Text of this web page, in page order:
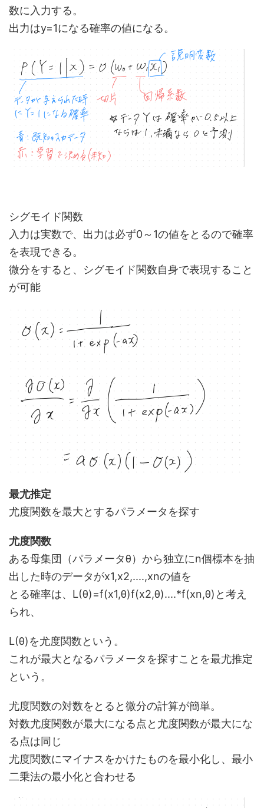
数に入力する。
出力はy=1になる確率の値になる。
シグモイド関数
入力は実数で、出力は必ず0～1の値をとるので確率
を表現できる。
微分をすると、シグモイド関数自身で表現すること
が可能
最尤推定
尤度関数を最大とするパラメータを探す
尤度関数
ある母集団（パラメータθ）から独立にn個標本を抽
出した時のデータがx1,x2,....,xnの値を
とる確率は、L(θ)=f(x1,θ)f(x2,θ)....*f(xn,θ)と考え
られ、
L(θ)を尤度関数という。
これが最大となるパラメータを探すことを最尤推定
という。
尤度関数の対数をとると微分の計算が簡単。
対数尤度関数が最大になる点と尤度関数が最大にな
る点は同じ
尤度関数にマイナスをかけたものを最小化し、最小
二乗法の最小化と合わせる